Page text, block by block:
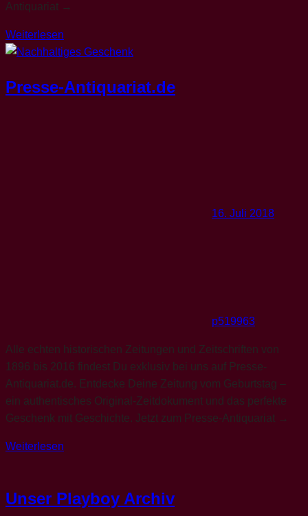
Antiquariat →
Weiterlesen
Presse-Antiquariat.de
16. Juli 2018
p519963
Alle echten historischen Zeitungen und Zeitschriften von
1896 bis 2016 findest Du exklusiv bei uns auf Presse-
Antiquariat.de. Entdecke Deine Zeitung vom Geburtstag –
ein authentisches Original-Zeitdokument und das perfekte
Geschenk mit Geschichte. Jetzt zum Presse-Antiquariat →
Weiterlesen
Unser Playboy Archiv